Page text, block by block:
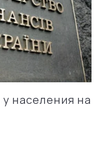
населения на